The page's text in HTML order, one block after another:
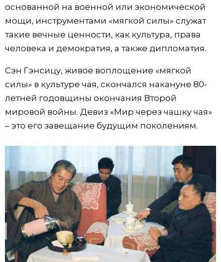
основанной на военной или экономической
мощи, инструментами «мягкой силы» служат
такие вечные ценности, как культура, права
человека и демократия, а также дипломатия.
Сэн Гэнсицу, живое воплощение «мягкой
силы» в культуре чая, скончался накануне 80-
летней годовщины окончания Второй
мировой войны. Девиз «Мир через чашку чая»
– это его завещание будущим поколениям.